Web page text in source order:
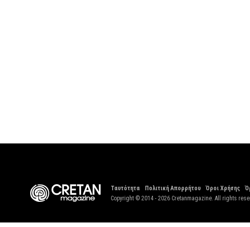
Ταυτότητα Πολιτική Απορρήτου Όροι Χρήσης
Copyright © 2014 - 2026 Cretanmagazine. All rights